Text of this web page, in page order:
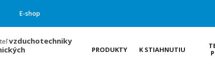
E-shop
vzduchotechniky
PRODUKTY K STIAHNUTIU